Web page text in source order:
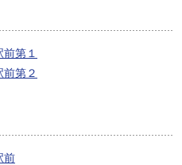
第１
第２
前